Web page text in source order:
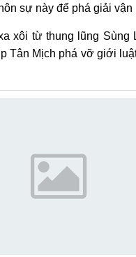
sự này để phá giải vận
xôi từ thung lũng
Tân Mịch phá vỡ giới